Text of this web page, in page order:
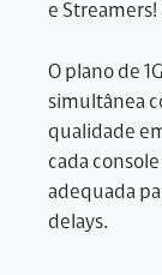
e Streamers!
O plano de
simultânea
qualidade
cada
adequada
delays.